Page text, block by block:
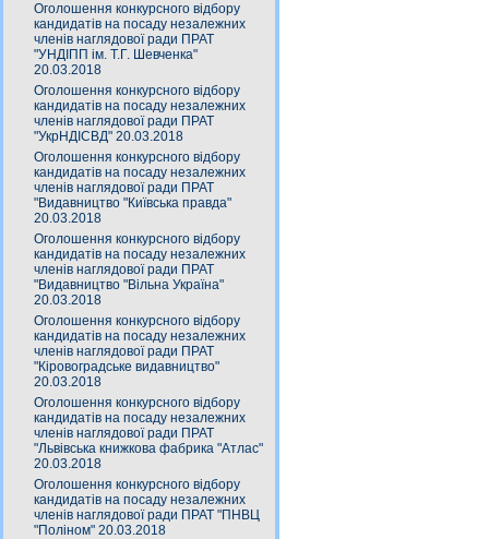
Оголошення конкурсного відбору
кандидатів на посаду незалежних
членів наглядової ради ПРАТ
"УНДІПП ім. Т.Г. Шевченка"
20.03.2018
Оголошення конкурсного відбору
кандидатів на посаду незалежних
членів наглядової ради ПРАТ
"УкрНДІСВД" 20.03.2018
Оголошення конкурсного відбору
кандидатів на посаду незалежних
членів наглядової ради ПРАТ
"Видавництво "Київська правда"
20.03.2018
Оголошення конкурсного відбору
кандидатів на посаду незалежних
членів наглядової ради ПРАТ
"Видавництво "Вільна Україна"
20.03.2018
Оголошення конкурсного відбору
кандидатів на посаду незалежних
членів наглядової ради ПРАТ
"Кіровоградське видавництво"
20.03.2018
Оголошення конкурсного відбору
кандидатів на посаду незалежних
членів наглядової ради ПРАТ
"Львівська книжкова фабрика "Атлас"
20.03.2018
Оголошення конкурсного відбору
кандидатів на посаду незалежних
членів наглядової ради ПРАТ "ПНВЦ
"Поліном" 20.03.2018